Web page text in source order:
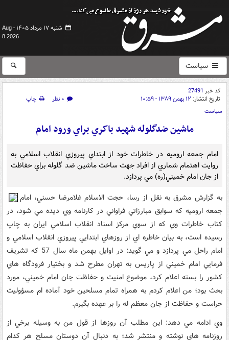
شنبه ۱۷ مرداد ۱۴۰۵ -
Aug
8 2026
سیاست
کد خبر 27491
تاریخ انتشار: ۱۲ بهمن ۱۳۸۹ - ۱۰:۵۹ ۰ نظر
چاپ
سیاست
ماشين ضدگلوله شهيد باکري براي ورود امام
امام جمعه اروميه در خاطرات خود از ابتداي پيروزي انقلاب اسلامي به
روايت اهتمام شماري از افراد جهت ساخت ماشين ضد گلوله براي حفاظت
از جان امام خميني(ره) مي پردازد.
به گزارش مشرق به نقل از رسا، حجت الاسلام غلامرضا حسني، امام
جمعه اروميه که سوابق مبارزاتي فراواني در کارنامه وي ديده مي شود، در
کتاب خاطرات وي که از سوي مرکز اسناد انقلاب اسلامي ايران به چاپ
رسيده است، به بيان خاطره اي از روزهاي ابتدايي پيروزي انقلاب اسلامي و
امام راحل مي پردازد و مي گويد: در اوايل بهمن ماه سال 57 که تشريف
فرمايي امام خميني از پاريس به تهران مطرح شد و بختيار فرودگاه هاي
کشور را بسته اعلام کرد، موضوع امنيت و حفاظت جان امام خميني، مورد
بحث بود؛ من اعلام کردم به همراه تمام مسلحين خود آماده ام مسؤوليت
حراست و حفاظت از جان معظم له را بر عهده بگيرم.
وي ادامه مي دهد: اين مطلب آن روزها از قول من به وسيله برخي از
روزنامه هاي نوشته و منتشر شد؛ به دنبال آن دوستان مسلح هر کدام